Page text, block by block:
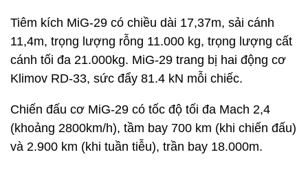
Tiêm kích MiG-29 có chiều dài 17,37m, sải cánh
11,4m, trọng lượng rỗng 11.000 kg, trọng lượng cất
cánh tối đa 21.000kg. MiG-29 trang bị hai động cơ
Klimov RD-33, sức đẩy 81.4 kN mỗi chiếc.
Chiến đấu cơ MiG-29 có tốc độ tối đa Mach 2,4
(khoảng 2800km/h), tầm bay 700 km (khi chiến đấu)
và 2.900 km (khi tuần tiễu), trần bay 18.000m.